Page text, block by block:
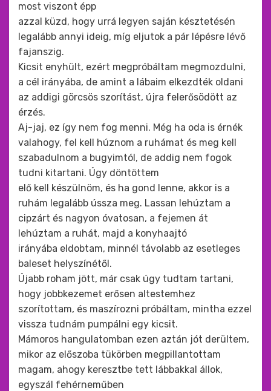
most viszont épp
azzal küzd, hogy urrá legyen saján késztetésén
legalább annyi ideig, míg eljutok a pár lépésre lévő
fajanszig.
Kicsit enyhült, ezért megpróbáltam megmozdulni,
a cél irányába, de amint a lábaim elkezdték oldani
az addigi görcsös szorítást, újra felerősödött az
érzés.
Aj-jaj, ez így nem fog menni. Még ha oda is érnék
valahogy, fel kell húznom a ruhámat és meg kell
szabadulnom a bugyimtól, de addig nem fogok
tudni kitartani. Úgy döntöttem
elő kell készülnöm, és ha gond lenne, akkor is a
ruhám legalább ússza meg. Lassan lehúztam a
cipzárt és nagyon óvatosan, a fejemen át
lehúztam a ruhát, majd a konyhaajtó
irányába eldobtam, minnél távolabb az esetleges
baleset helyszínétől.
Újabb roham jött, már csak úgy tudtam tartani,
hogy jobbkezemet erősen altestemhez
szorítottam, és maszírozni próbáltam, mintha ezzel
vissza tudnám pumpálni egy kicsit.
Mámoros hangulatomban ezen aztán jót derültem,
mikor az előszoba tükörben megpillantottam
magam, ahogy keresztbe tett lábbakkal állok,
egyszál fehérneműben